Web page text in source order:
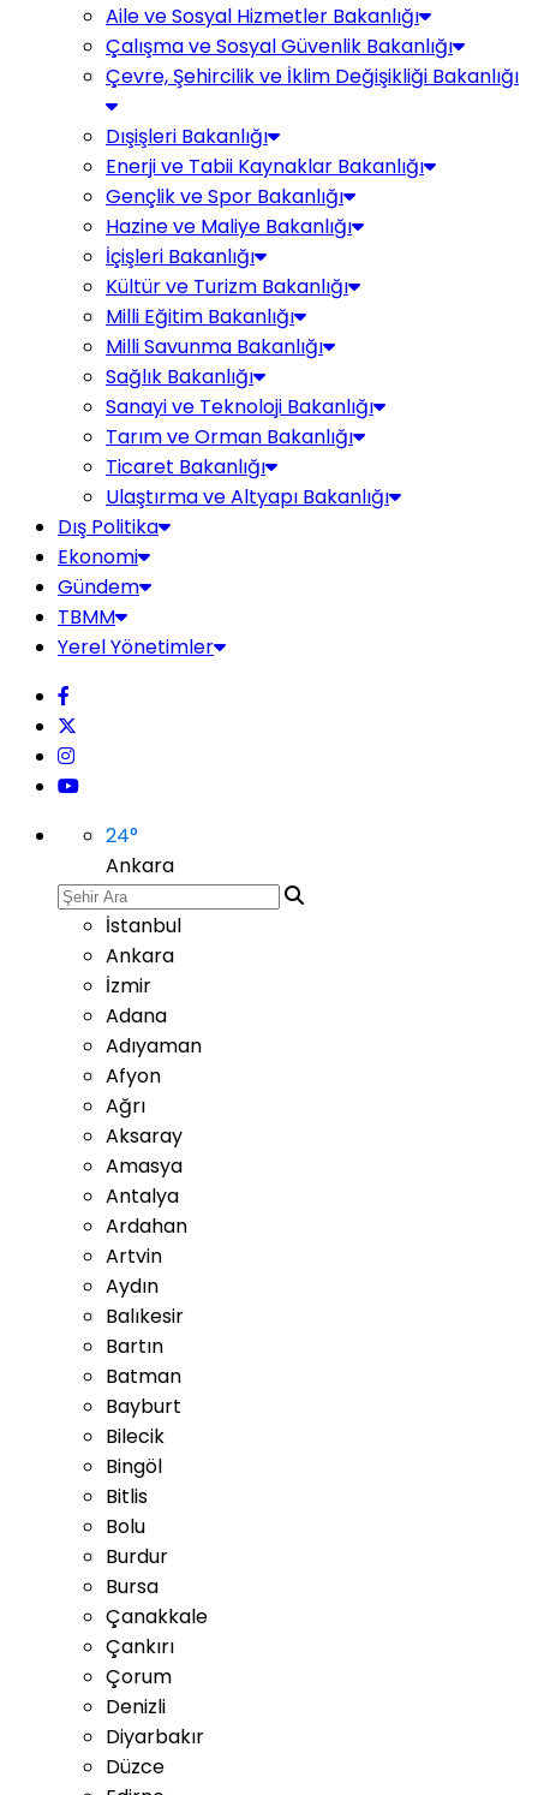
Aile ve Sosyal Hizmetler Bakanlığı
Çalışma ve Sosyal Güvenlik Bakanlığı
Çevre, Şehircilik ve İklim Değişikliği Bakanlığı
Dışişleri Bakanlığı
Enerji ve Tabii Kaynaklar Bakanlığı
Gençlik ve Spor Bakanlığı
Hazine ve Maliye Bakanlığı
İçişleri Bakanlığı
Kültür ve Turizm Bakanlığı
Milli Eğitim Bakanlığı
Milli Savunma Bakanlığı
Sağlık Bakanlığı
Sanayi ve Teknoloji Bakanlığı
Tarım ve Orman Bakanlığı
Ticaret Bakanlığı
Ulaştırma ve Altyapı Bakanlığı
Dış Politika
Ekonomi
Gündem
TBMM
Yerel Yönetimler
24°
Ankara
İstanbul
Ankara
İzmir
Adana
Adıyaman
Afyon
Ağrı
Aksaray
Amasya
Antalya
Ardahan
Artvin
Aydın
Balıkesir
Bartın
Batman
Bayburt
Bilecik
Bingöl
Bitlis
Bolu
Burdur
Bursa
Çanakkale
Çankırı
Çorum
Denizli
Diyarbakır
Düzce